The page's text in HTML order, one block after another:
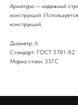
Арматура — надежный
конструкций.
конструкций.
Диаметр: 6
Стандарт: ГОСТ 5781-82
Марка стали: 35ГС